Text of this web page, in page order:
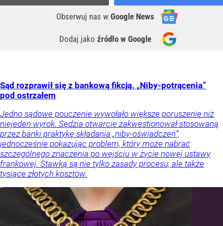
Obserwuj nas w Google News
Dodaj jako źródło w Google
Sąd rozprawił się z bankową fikcją. „Niby-potrącenia”
pod ostrzałem
Jedno sądowe pouczenie wywołało większe poruszenie niż
niejeden wyrok. Sędzia otwarcie zakwestionował stosowaną
przez banki praktykę składania „niby-oświadczeń”,
jednocześnie pokazując problem, który może nabrać
szczególnego znaczenia po wejściu w życie nowej ustawy
frankowej. Stawką są nie tylko zasady procesu, ale także
tysiące złotych kosztów.